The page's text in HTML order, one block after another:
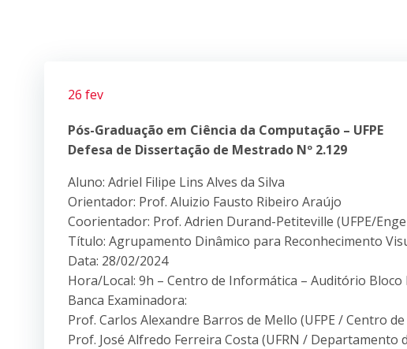
26 fev
Pós-Graduação em Ciência da Computação – UFPE
Defesa de Dissertação de Mestrado Nº 2.129
Aluno: Adriel Filipe Lins Alves da Silva
Orientador: Prof. Aluizio Fausto Ribeiro Araújo
Coorientador: Prof. Adrien Durand-Petiteville (UFPE/
Título: Agrupamento Dinâmico para Reconhecimento
Data: 28/02/2024
Hora/Local: 9h – Centro de Informática – Auditório Bloco
Banca Examinadora:
Prof. Carlos Alexandre Barros de Mello (UFPE / Centro
Prof. José Alfredo Ferreira Costa (UFRN / Departamento